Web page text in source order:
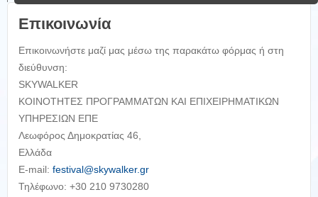
Επικοινωνία
Επικοινωνήστε μαζί μας μέσω της παρακάτω φόρμας ή στη
διεύθυνση:
SKYWALKER
ΚΟΙΝΟΤΗΤΕΣ ΠΡΟΓΡΑΜΜΑΤΩΝ ΚΑΙ ΕΠΙΧΕΙΡΗΜΑΤΙΚΩΝ
ΥΠΗΡΕΣΙΩΝ ΕΠΕ
Λεωφόρος Δημοκρατίας 46,
Ελλάδα
E-mail: festival@skywalker.gr
Τηλέφωνο: +30 210 9730280